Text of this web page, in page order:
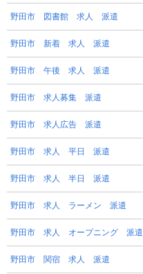
野田市 図書館 求人 派遣
野田市 新着 求人 派遣
野田市 午後 求人 派遣
野田市 求人募集 派遣
野田市 求人広告 派遣
野田市 求人 平日 派遣
野田市 求人 半日 派遣
野田市 求人 ラーメン 派遣
野田市 求人 オープニング 派遣
野田市 関宿 求人 派遣